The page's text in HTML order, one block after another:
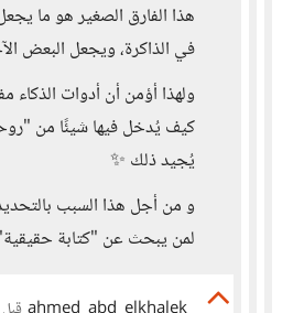
هذا الفارق الصغير هو ما
في الذاكرة، ويجعل البعض
ولهذا أؤمن أن أدوات
كيف يُدخل فيها شيئًا من
يُجيد ذلك ✨
و من أجل هذا السبب
لمن يبحث عن "كتابة